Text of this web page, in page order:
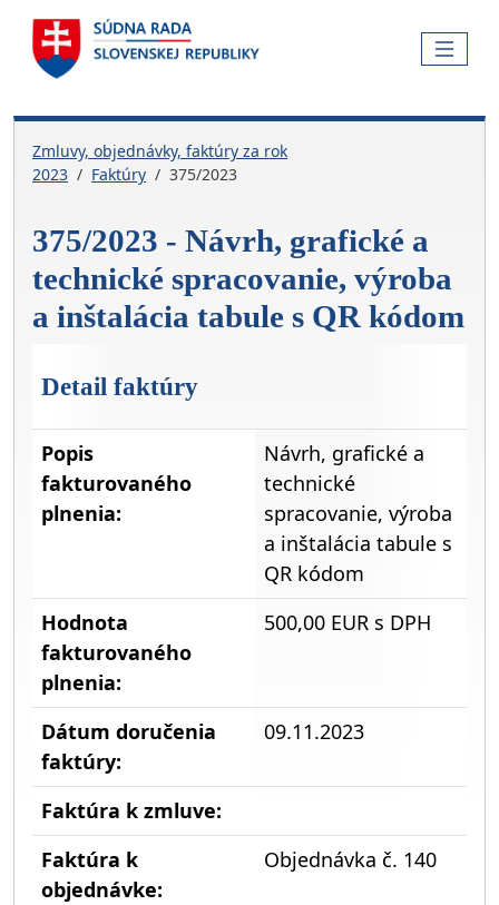
Skočiť na hlavnú navigáciu
Skočiť na obsah
Skočiť na bočnú lištu
Skočiť na pätičku
MENU
Zmluvy, objednávky, faktúry za rok
2023
Faktúry 375/2023
375/2023 - Návrh, grafické a
technické spracovanie, výroba
a inštalácia tabule s QR kódom
Detail faktúry
Popis
fakturovaného
plnenia:
Návrh, grafické a
technické
spracovanie, výroba
a inštalácia tabule s
QR kódom
Hodnota
fakturovaného
plnenia:
500,00 EUR s DPH
Dátum doručenia
faktúry:
09.11.2023
Faktúra k zmluve:
Faktúra k
objednávke:
Objednávka č. 140